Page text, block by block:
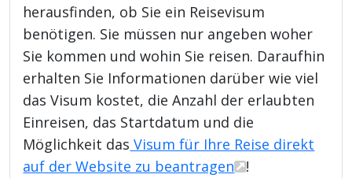
herausfinden, ob Sie ein Reisevisum
benötigen. Sie müssen nur angeben woher
Sie kommen und wohin Sie reisen. Daraufhin
erhalten Sie Informationen darüber wie viel
das Visum kostet, die Anzahl der erlaubten
Einreisen, das Startdatum und die
Möglichkeit das Visum für Ihre Reise direkt
auf der Website zu beantragen
!